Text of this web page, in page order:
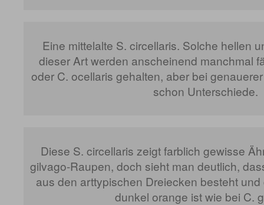
Eine mittelalte S. circellaris. Solche hellen
dieser Art werden anscheinend manchmal
oder C. ocellaris gehalten, aber bei
schon Unterschiede.
Diese S. circellaris zeigt farblich gewisse
gilvago-Raupen, doch sieht man deutlich,
aus den arttypischen Dreiecken besteht
dunkel orange ist wie bei C.